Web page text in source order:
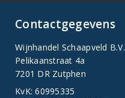
Contactgegevens
Wijnhandel Schaapveld B.V.
Pelikaanstraat 4a
7201 DR Zutphen
KvK: 60995335